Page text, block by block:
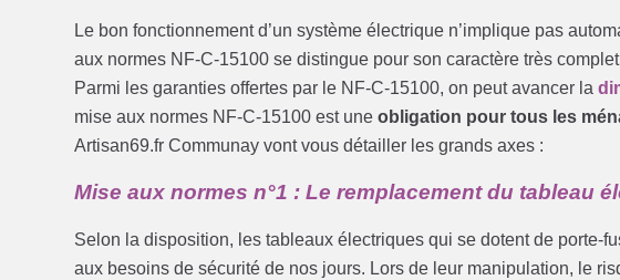
Le bon fonctionnement d’un système électrique n’implique pas
aux normes NF-C-15100 se distingue pour son caractère très
Parmi les garanties offertes par le NF-C-15100, on peut avancer la
mise aux normes NF-C-15100 est uneobligation pour tous les
Artisan69.fr Communay vont vous détailler les grands axes :
Mise aux normes n°1 : Le remplacement du tableau
Selon la disposition, les tableaux électriques qui se dotent de porte-
aux besoins de sécurité de nos jours. Lors de leur manipulation, le